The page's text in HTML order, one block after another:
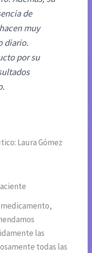
de
muy
diario.
por su
Laura Gómez
las
todas las